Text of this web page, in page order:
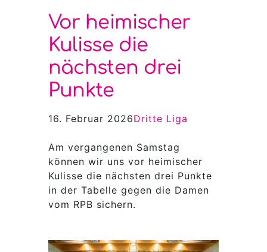
Vor heimischer
Kulisse die
nächsten drei
Punkte
16. Februar 2026Dritte Liga
Am vergangenen Samstag
können wir uns vor heimischer
Kulisse die nächsten drei Punkte
in der Tabelle gegen die Damen
vom RPB sichern.